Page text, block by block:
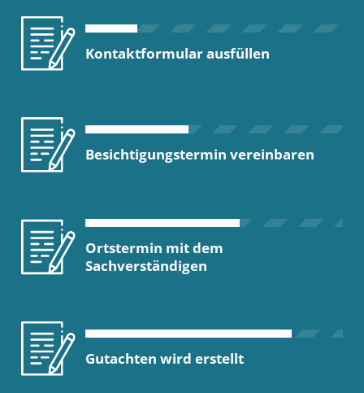
Kontaktformular ausfüllen
Besichtigungstermin vereinbaren
Ortstermin mit dem
Sachverständigen
Gutachten wird erstellt